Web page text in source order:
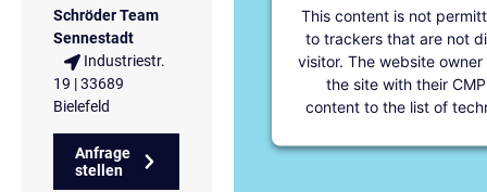
Schröder Team
Sennestadt
Industriestr.
19 | 33689
Bielefeld
Anfrage
stellen
This content is not
to trackers that are not
visitor. The website
the site with their
content to the list of